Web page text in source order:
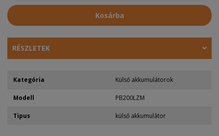
Kosárba
RÉSZLETEK
Kategória Külső akkumulátorok
Modell PB200LZM
Tipus külső akkumulátor